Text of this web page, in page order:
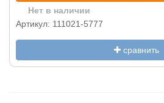
Нет в наличии
Артикул: 111021-5777
сравнить